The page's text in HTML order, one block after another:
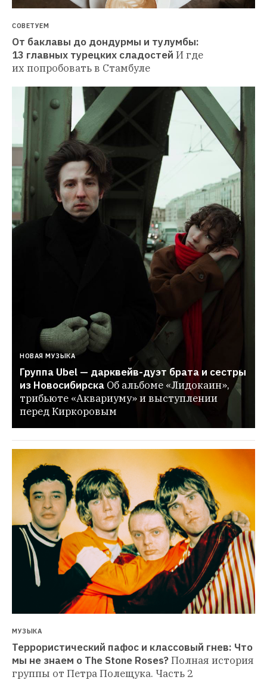
СОВЕТУЕМ
От баклавы до дондурмы и тулумбы:
13 главных турецких сладостей И где
их попробовать в Стамбуле
НОВАЯ МУЗЫКА
Группа Ubel — дарквейв-дуэт брата и сестры
из Новосибирска Об альбоме «Лидокаин»,
трибьюте «Аквариуму» и выступлении
перед Киркоровым
МУЗЫКА
Террористический пафос и классовый гнев: Что
мы не знаем о The Stone Roses?Полная история
группы от Петра Полещука. Часть 2